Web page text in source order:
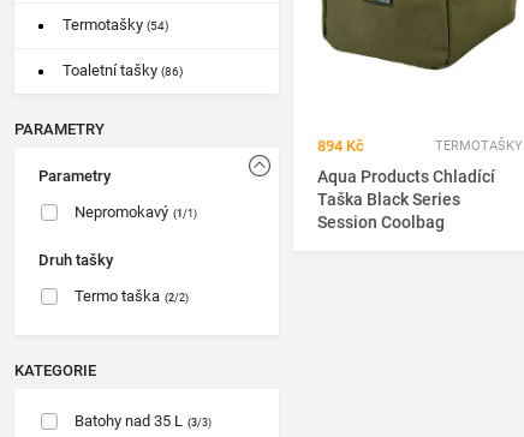
Termotašky (54)
Toaletní tašky (86)
PARAMETRY
Parametry
Nepromokavý (1 /1)
Druh tašky
Termo taška (2/2)
KATEGORIE
Batohy nad 35 L (3/3)
894 Kč TERMOTAŠKY
Aqua Products Chladící
Taška Black Series
Session Coolbag